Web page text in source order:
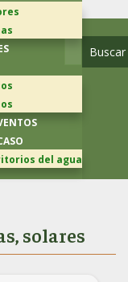
del agua
solares